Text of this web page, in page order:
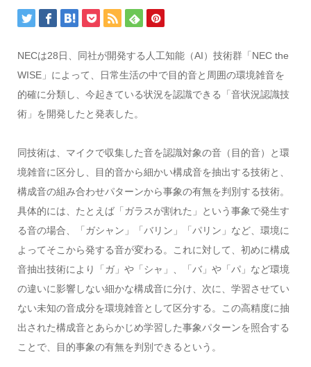
NECは28日、同社が開発する人工知能（AI）技術群「NEC the
WISE」によって、日常生活の中で目的音と周囲の環境雑音を
的確に分類し、今起きている状況を認識できる「音状況認識技
術」を開発したと発表した。
同技術は、マイクで収集した音を認識対象の音（目的音）と環
境雑音に区分し、目的音から細かい構成音を抽出する技術と、
構成音の組み合わせパターンから事象の有無を判別する技術。
具体的には、たとえば「ガラスが割れた」という事象で発生す
る音の場合、「ガシャン」「バリン」「パリン」など、環境に
よってそこから発する音が変わる。これに対して、初めに構成
音抽出技術により「ガ」や「シャ」、「バ」や「パ」など環境
の違いに影響しない細かな構成音に分け、次に、学習させてい
ない未知の音成分を環境雑音として区分する。この高精度に抽
出された構成音とあらかじめ学習した事象パターンを照合する
ことで、目的事象の有無を判別できるという。